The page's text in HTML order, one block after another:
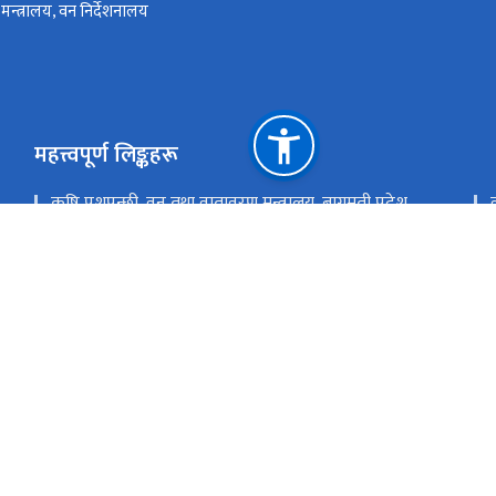
वन निर्देशनालय
महत्त्वपूर्ण लिङ्कहरू
कृषि,पशुपन्छी, वन तथा वातावरण मन्त्रालय, बागमती प्रदेश